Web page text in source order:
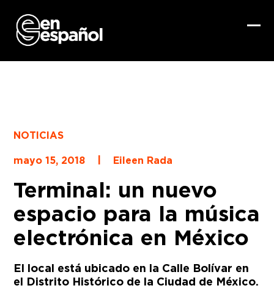
content
NOTICIAS
mayo 15, 2018
| Eileen Rada
Terminal: un nuevo
espacio para la música
electrónica en México
El local está ubicado en la Calle Bolívar en
el Distrito Histórico de la Ciudad de México.